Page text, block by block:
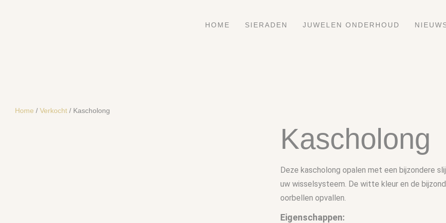
HOME SIERADEN JUWELEN ONDERHOUD
Home / Verkocht / Kascholong
Kascholong
Deze kascholong opalen met een bijzondere
uw wisselsysteem. De witte kleur en de
oorbellen opvallen.
Eigenschappen: